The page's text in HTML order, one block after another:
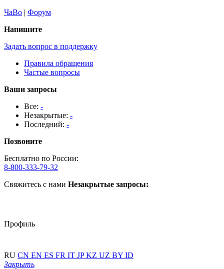
ЧаВо | Форум
Напишите
Задать вопрос в поддержку
Правила обращения
Частые вопросы
Ваши запросы
Все: -
Незакрытые: -
Последний: -
Позвоните
Бесплатно по России:
8-800-333-79-32
Свяжитесь с нами Незакрытые запросы:
Профиль
RU CN EN ES FR IT JPKZ UZ BY ID
Закрыть